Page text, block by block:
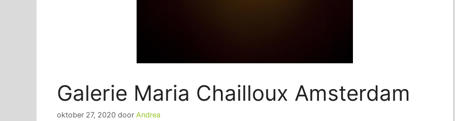
Galerie Maria Chailloux Amsterdam
oktober 27, 2020 door Andrea